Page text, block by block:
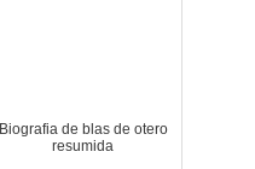
Biografia de blas de otero
resumida